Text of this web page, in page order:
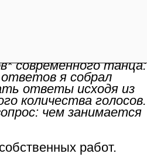
современного танца:
я собрал
ответы исходя из
количества голосов.
чем занимается
работ.